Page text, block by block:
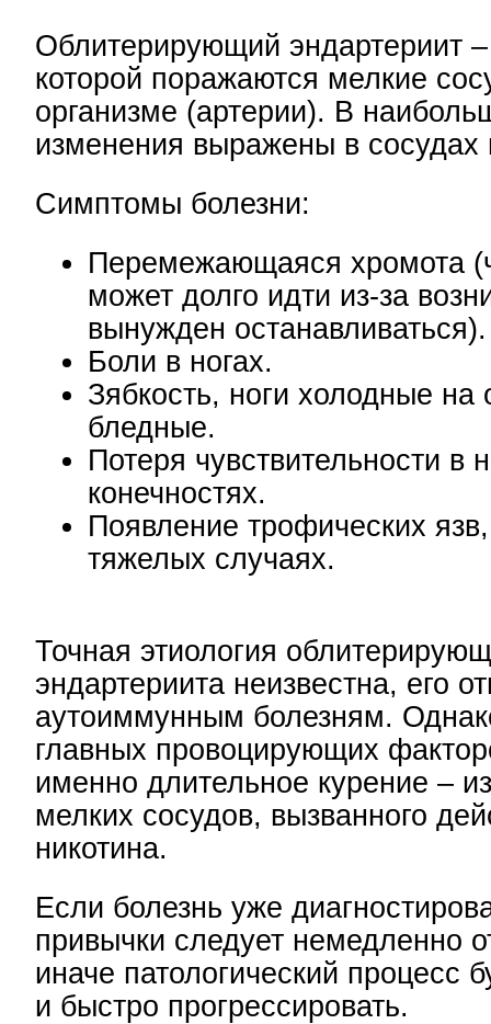
Облитерирующий эндартериит
которой поражаются мелкие
организме (артерии). В
изменения выражены в сосудах
Симптомы болезни:
Перемежающаяся хромота
может долго идти из-за
вынужден останавливаться).
Боли в ногах.
Зябкость, ноги холодные на
бледные.
Потеря чувствительности в
конечностях.
Появление трофических
тяжелых случаях.
Точная этиология
эндартериита неизвестна, его
аутоиммунным болезням.
главных провоцирующих
именно длительное курение –
мелких сосудов, вызванного
никотина.
Если болезнь уже
привычки следует немедленно
иначе патологический процесс
и быстро прогрессировать.